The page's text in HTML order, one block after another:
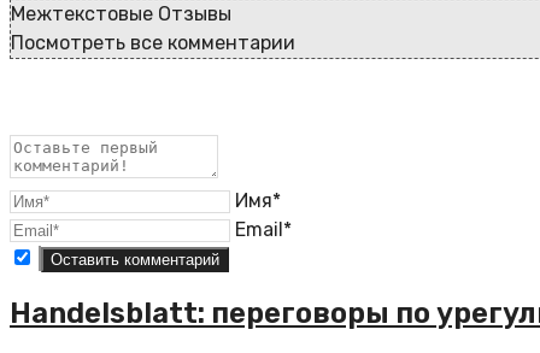
Межтекстовые Отзывы
Посмотреть все комментарии
Имя*
Email*
Handelsblatt: переговоры по